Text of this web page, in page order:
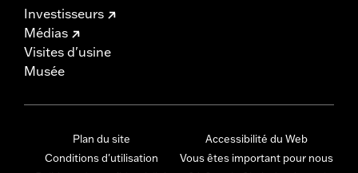
Investisseurs
Médias
Visites d'usine
Musée
Plan du site
Conditions d'utilisation
Accessibilité du Web
Vous êtes important pour nous